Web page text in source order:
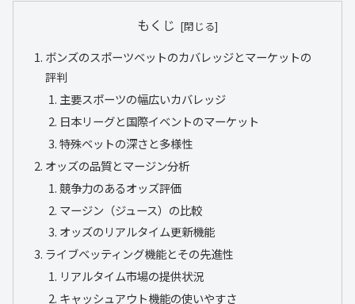
もくじ
ボンズのスポーツベットのカバレッジとマーケットの
評判
主要スポーツの幅広いカバレッジ
日本リーグと国際イベントのマーケット
特殊ベットの深さと多様性
オッズの品質とマージン分析
競争力のあるオッズ評価
マージン（ジュース）の比較
オッズのリアルタイム更新機能
ライブベッティング機能とその先進性
リアルタイム市場の提供状況
キャッシュアウト機能の使いやすさ